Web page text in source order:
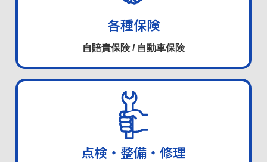
各種保険
自賠責保険 / 自動車保険
点検・整備・修理